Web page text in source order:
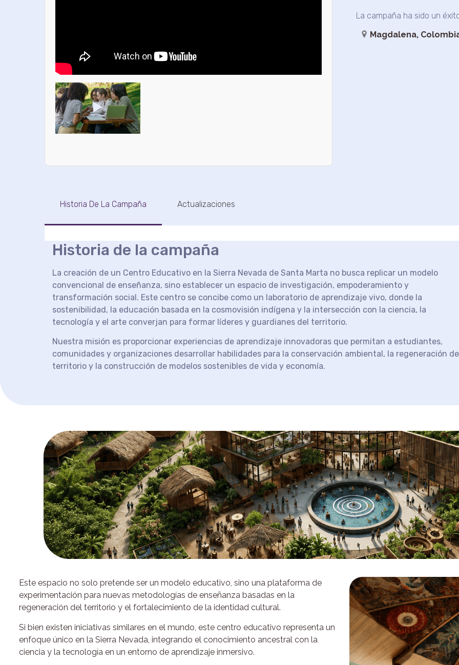
La campaña ha sido un
Magdalena,
Historia De La Campaña Actualizaciones
Historia de la campaña
La creación de un Centro Educativo en la Sierra Nevada de Santa Marta no busca replicar un modelo
convencional de enseñanza, sino establecer un espacio de investigación, empoderamiento y
transformación social. Este centro se concibe como un laboratorio de aprendizaje vivo, donde la
sostenibilidad, la educación basada en la cosmovisión indígena y la intersección con la ciencia, la
tecnología y el arte converjan para formar líderes y guardianes del territorio.
Nuestra misión es proporcionar experiencias de aprendizaje innovadoras que permitan a estudiantes,
comunidades y organizaciones desarrollar habilidades para la conservación ambiental, la regeneración
territorio y la construcción de modelos sostenibles de vida y economía.
Este espacio no solo pretende ser un modelo educativo, sino una plataforma de
experimentación para nuevas metodologías de enseñanza basadas en la
regeneración del territorio y el fortalecimiento de la identidad cultural.
Si bien existen iniciativas similares en el mundo, este centro educativo representa un
enfoque único en la Sierra Nevada, integrando el conocimiento ancestral con la
ciencia y la tecnología en un entorno de aprendizaje inmersivo.